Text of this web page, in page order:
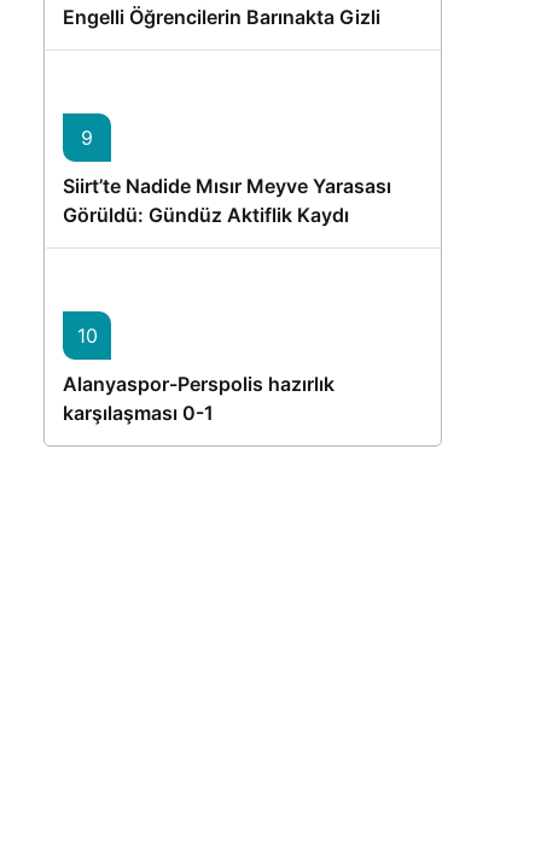
Engelli Öğrencilerin Barınakta Gizli
Dostları İçin Gönüllü Proje
9
Siirt’te Nadide Mısır Meyve Yarasası
Görüldü: Gündüz Aktiflik Kaydı
10
Alanyaspor-Perspolis hazırlık
karşılaşması 0-1